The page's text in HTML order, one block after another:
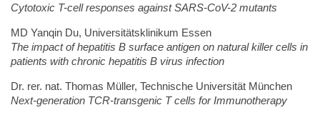
Cytotoxic T-cell responses against SARS-CoV-2 mutants
MD Yanqin Du, Universitätsklinikum Essen
The impact of hepatitis B surface antigen on natural killer cells in
patients with chronic hepatitis B virus infection
Dr. rer. nat. Thomas Müller, Technische Universität München
Next-generation TCR-transgenic T cells for Immunotherapy